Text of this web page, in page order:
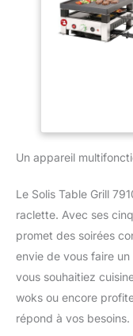
Un appareil
Le Solis Table Grill
raclette. Avec ses
promet des soirées
envie de vous faire
vous souhaitiez
woks ou encore
répond à vos besoins.